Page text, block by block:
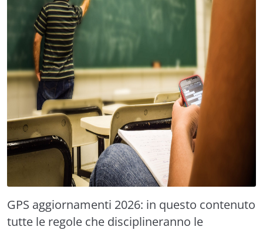
GPS aggiornamenti 2026: in questo contenuto
tutte le regole che disciplineranno le